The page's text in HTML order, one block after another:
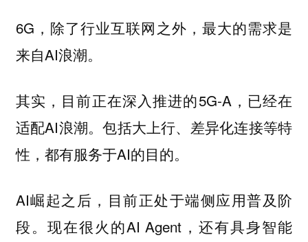
6G，除了行业互联网之外，最大的需求是
来自AI浪潮。
其实，目前正在深入推进的5G-A，已经在
适配AI浪潮。包括大上行、差异化连接等特
性，都有服务于AI的目的。
AI崛起之后，目前正处于端侧应用普及阶
段。现在很火的AI Agent，还有具身智能